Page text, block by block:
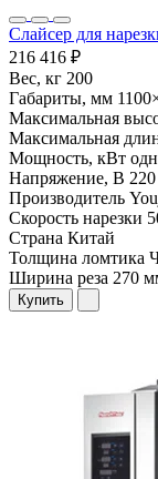
Слайсер для
216 416 ₽
Вес, кг 200
Габариты, мм
Максимальная
Максимальная
Мощность, кВт
Напряжение, В
Производитель
Скорость нарезки
Страна Китай
Толщина ломтика
Ширина реза 270
Купить